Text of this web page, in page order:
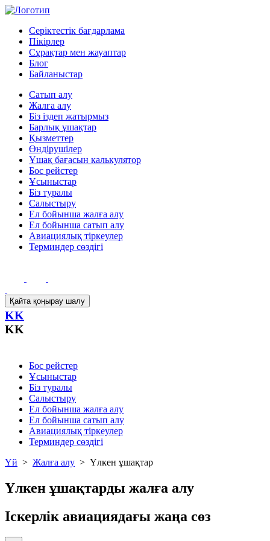
Серіктестік бағдарлама
Пікірлер
Сұрақтар мен жауаптар
Блог
Байланыстар
Сатып алу
Жалға алу
Біз іздеп жатырмыз
Барлық ұшақтар
Қызметтер
Өндірушілер
Ұшақ бағасын калькулятор
Бос рейстер
Ұсыныстар
Біз туралы
Салыстыру
Ел бойынша жалға алу
Ел бойынша сатып алу
Авиациялық тіркеулер
Терминдер сөздігі
Қайта қоңырау шалу
KK
KK
Бос рейстер
Ұсыныстар
Біз туралы
Салыстыру
Ел бойынша жалға алу
Ел бойынша сатып алу
Авиациялық тіркеулер
Терминдер сөздігі
Үй > Жалға алу > Үлкен ұшақтар
Үлкен ұшақтарды жалға алу
Іскерлік авиациядағы жаңа сөз